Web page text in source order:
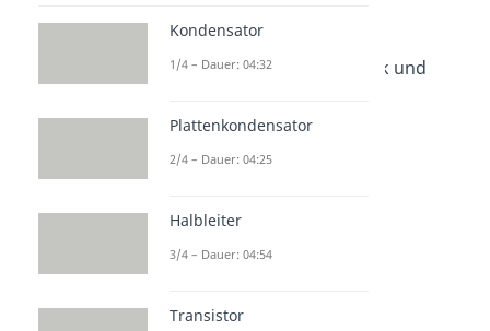
Bauteile der Elektrotechnik
Bauteile der Elektrotechnik und
Dauer: 07:30
Induktivität
Dauer: 05:32
Braunsche Röhre
Dauer: 04:45
Wirbelstrombremse
Kondensator
1/4 – Dauer: 04:32
Plattenkondensator
2/4 – Dauer: 04:25
Halbleiter
3/4 – Dauer: 04:54
Transistor